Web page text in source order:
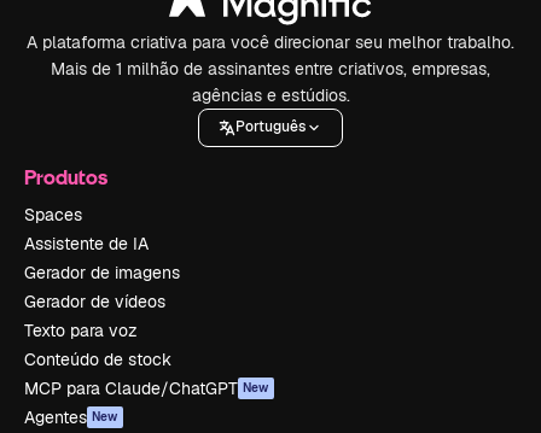
A plataforma criativa para você direcionar seu melhor trabalho.
Mais de 1 milhão de assinantes entre criativos, empresas,
agências e estúdios.
Português
Produtos
Spaces
Assistente de IA
Gerador de imagens
Gerador de vídeos
Texto para voz
Conteúdo de stock
MCP para Claude/ChatGPT New
Agentes New